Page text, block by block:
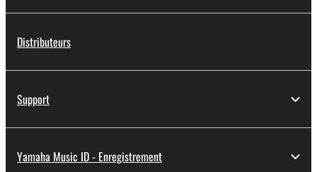
Distributeurs
Support
Yamaha Music ID - Enregistrement